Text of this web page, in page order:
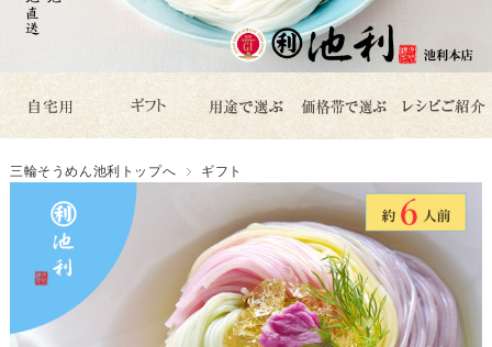
三輪そうめん池利トップへ ギフト